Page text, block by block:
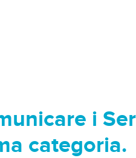
i
categoria.